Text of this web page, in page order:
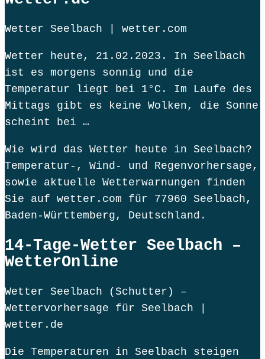
Wetter Seelbach | wetter.com
Wetter heute, 21.02.2023. In Seelbach
ist es morgens sonnig und die
Temperatur liegt bei 1°C. Im Laufe des
Mittags gibt es keine Wolken, die Sonne
scheint bei …
Wie wird das Wetter heute in Seelbach?
Temperatur-, Wind- und Regenvorhersage,
sowie aktuelle Wetterwarnungen finden
Sie auf wetter.com für 77960 Seelbach,
Baden-Württemberg, Deutschland.
14-Tage-Wetter Seelbach –
WetterOnline
Wetter Seelbach (Schutter) –
Wettervorhersage für Seelbach |
wetter.de
Die Temperaturen in Seelbach steigen